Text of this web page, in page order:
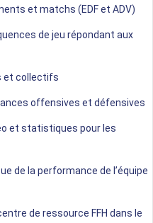
et matchs (EDF et ADV)
de jeu répondant aux
et collectifs
offensives et défensives
et statistiques pour les
de la performance de l’équipe
de ressource FFH dans le